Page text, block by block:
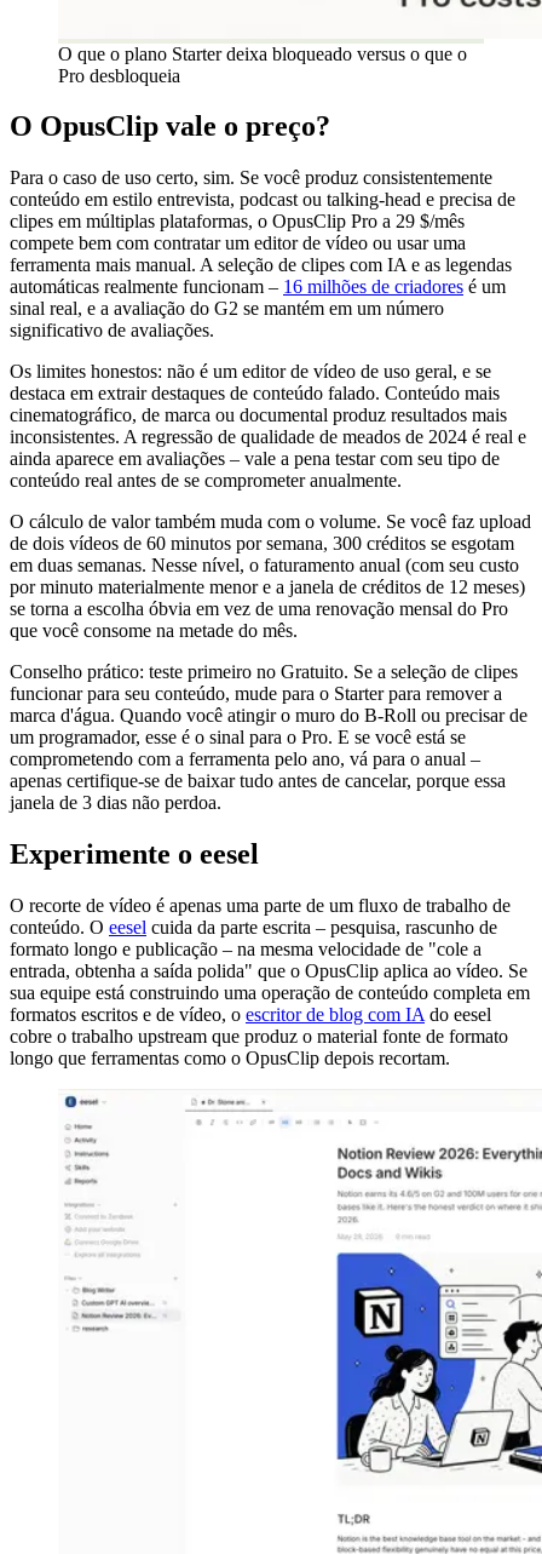
O que o plano Starter deixa bloqueado versus o que o
Pro desbloqueia
O OpusClip vale o preço?
Para o caso de uso certo, sim. Se você produz consistentemente
conteúdo em estilo entrevista, podcast ou talking-head e precisa de
clipes em múltiplas plataformas, o OpusClip Pro a 29 $/mês
compete bem com contratar um editor de vídeo ou usar uma
ferramenta mais manual. A seleção de clipes com IA e as legendas
automáticas realmente funcionam – 16 milhões de criadores é um
sinal real, e a avaliação do G2 se mantém em um número
significativo de avaliações.
Os limites honestos: não é um editor de vídeo de uso geral, e se
destaca em extrair destaques de conteúdo falado. Conteúdo mais
cinematográfico, de marca ou documental produz resultados mais
inconsistentes. A regressão de qualidade de meados de 2024 é real e
ainda aparece em avaliações – vale a pena testar com seu tipo de
conteúdo real antes de se comprometer anualmente.
O cálculo de valor também muda com o volume. Se você faz upload
de dois vídeos de 60 minutos por semana, 300 créditos se esgotam
em duas semanas. Nesse nível, o faturamento anual (com seu custo
por minuto materialmente menor e a janela de créditos de 12 meses)
se torna a escolha óbvia em vez de uma renovação mensal do Pro
que você consome na metade do mês.
Conselho prático: teste primeiro no Gratuito. Se a seleção de clipes
funcionar para seu conteúdo, mude para o Starter para remover a
marca d'água. Quando você atingir o muro do B-Roll ou precisar de
um programador, esse é o sinal para o Pro. E se você está se
comprometendo com a ferramenta pelo ano, vá para o anual –
apenas certifique-se de baixar tudo antes de cancelar, porque essa
janela de 3 dias não perdoa.
Experimente o eesel
O recorte de vídeo é apenas uma parte de um fluxo de trabalho de
conteúdo. O eesel cuida da parte escrita – pesquisa, rascunho de
formato longo e publicação – na mesma velocidade de "cole a
entrada, obtenha a saída polida" que o OpusClip aplica ao vídeo. Se
sua equipe está construindo uma operação de conteúdo completa em
formatos escritos e de vídeo, o escritor de blog com IA do eesel
cobre o trabalho upstream que produz o material fonte de formato
longo que ferramentas como o OpusClip depois recortam.